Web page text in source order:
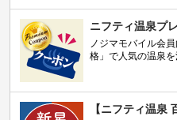
ニフティ温泉プ
ノジマモバイル会
格」で人気の温泉を
【ニフティ温泉